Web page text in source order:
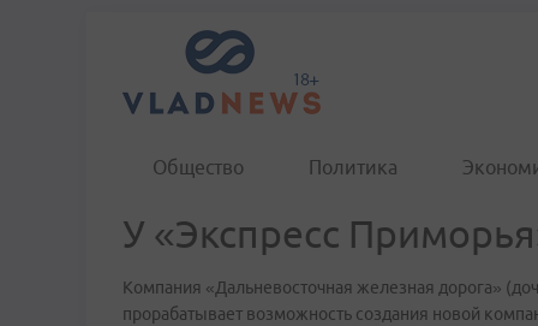
Общество Политика
У «Экспресс
Компания «Дальневосточная железная дорога»
прорабатывает возможность создания новой